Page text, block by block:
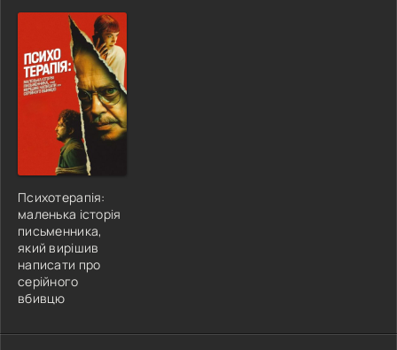
Психотерапія:
маленька історія
письменника,
який вирішив
написати про
серійного
вбивцю